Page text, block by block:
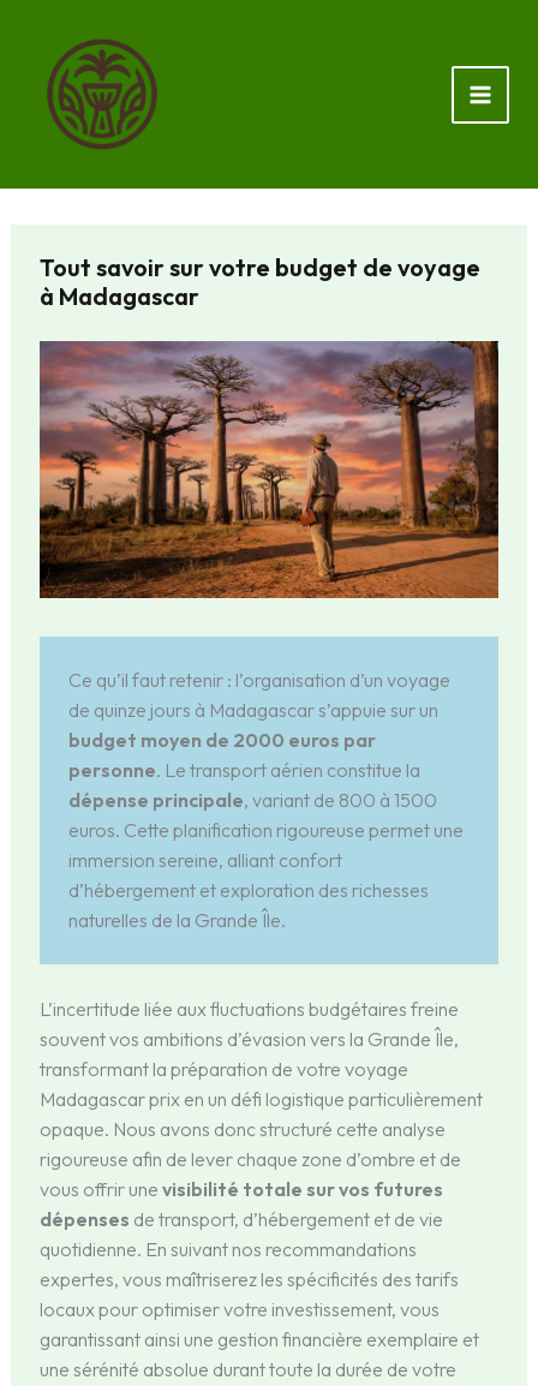
contenu
Tout savoir sur votre budget de voyage
à Madagascar
Ce qu’il faut retenir : l’organisation d’un voyage
de quinze jours à Madagascar s’appuie sur un
budget moyen de 2000 euros par
personne. Le transport aérien constitue la
dépense principale, variant de 800 à 1500
euros. Cette planification rigoureuse permet une
immersion sereine, alliant confort
d’hébergement et exploration des richesses
naturelles de la Grande Île.
L’incertitude liée aux fluctuations budgétaires freine
souvent vos ambitions d’évasion vers la Grande Île,
transformant la préparation de votre voyage
Madagascar prix en un défi logistique particulièrement
opaque. Nous avons donc structuré cette analyse
rigoureuse afin de lever chaque zone d’ombre et de
vous offrir une visibilité totale sur vos futures
dépenses de transport, d’hébergement et de vie
quotidienne. En suivant nos recommandations
expertes, vous maîtriserez les spécificités des tarifs
locaux pour optimiser votre investissement, vous
garantissant ainsi une gestion financière exemplaire et
une sérénité absolue durant toute la durée de votre